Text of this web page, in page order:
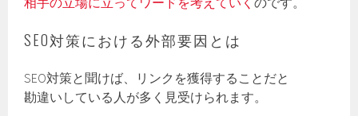
SEO対策における外部要因とは
SEO対策と聞けば、リンクを獲得することだと
勘違いしている人が多く見受けられます。